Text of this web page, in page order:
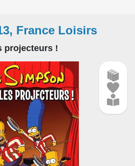
France Loisirs
projecteurs !